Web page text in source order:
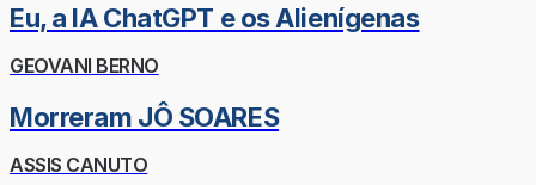
Eu, a IA ChatGPT e os Alienígenas
GEOVANI BERNO
Morreram JÔ SOARES
ASSIS CANUTO